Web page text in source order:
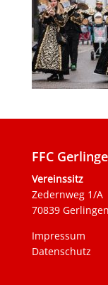
FFC
Vereinssitz
Zedernweg 1/A
70839 Gerlingen
Impressum
Datenschutz